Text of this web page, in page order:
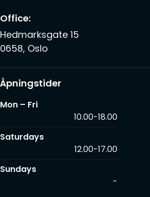
Office:
Hedmarksgate 15
0658, Oslo
Åpningstider
Mon – Fri
10.00-18.00
Saturdays
12.00-17.00
Sundays
-